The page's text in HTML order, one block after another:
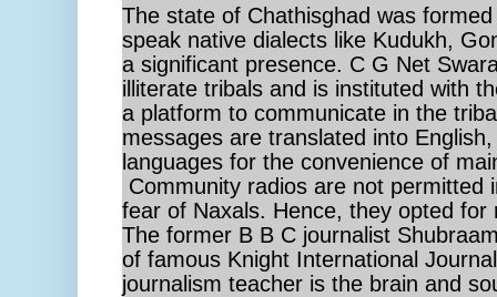
The state of Chathisghad was
speak native dialects like Kudukh,
a significant presence. C G Net
illiterate tribals and is instituted with
a platform to communicate in the
messages are translated into
languages for the convenience of
Community radios are not permitted
fear of Naxals. Hence, they opted for
The former B B C journalist
of famous Knight International
journalism teacher is the brain and